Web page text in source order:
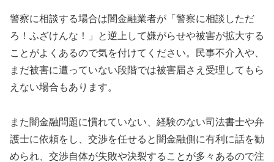
警察に相談する場合は闇金融業者が「警察に相談しただ
ろ！ふざけんな！」と逆上して嫌がらせや被害が拡大する
ことがよくあるので気を付けてください。民事不介入や、
まだ被害に遭っていない段階では被害届さえ受理してもら
えない場合もあります。
また闇金融問題に慣れていない、経験のない司法書士や弁
護士に依頼をし、交渉を任せると闇金融側に有利に話を勧
められ、交渉自体が失敗や決裂することが多々あるので注